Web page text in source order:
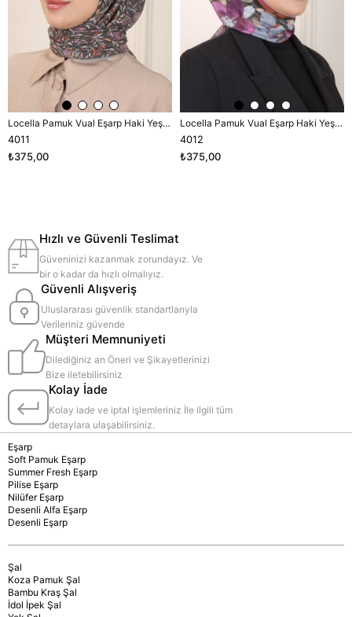
Locella Pamuk Vual Eşarp Haki Yeşili-2
4011
₺375,00
Locella Pamuk Vual Eşarp Haki Yeşili-2
4012
₺375,00
Hızlı ve Güvenli Teslimat
Güveninizi kazanmak zorundayız. Ve
bir o kadar da hızlı olmalıyız.
Güvenli Alışveriş
Uluslararası güvenlik standartlarıyla
Verileriniz güvende
Müşteri Memnuniyeti
Dilediğiniz an Öneri ve Şikayetlerinizi
Bize iletebilirsiniz
Kolay İade
Kolay iade ve iptal işlemleriniz İle ilgili tüm
detaylara ulaşabilirsiniz.
Eşarp
Soft Pamuk Eşarp
Summer Fresh Eşarp
Pilise Eşarp
Nilüfer Eşarp
Desenli Alfa Eşarp
Desenli Eşarp
Şal
Koza Pamuk Şal
Bambu Kraş Şal
İdol İpek Şal